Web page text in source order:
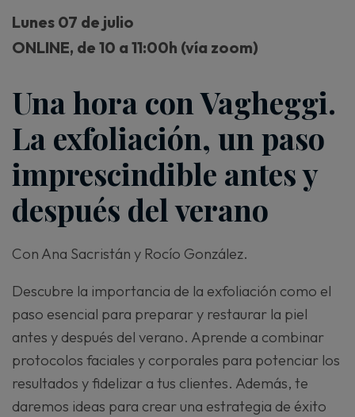
Lunes 07 de julio
ONLINE, de 10 a 11:00h (vía zoom)
Una hora con Vagheggi.
La exfoliación, un paso
imprescindible antes y
después del verano
Con Ana Sacristán y Rocío González.
Descubre la importancia de la exfoliación como el
paso esencial para preparar y restaurar la piel
antes y después del verano. Aprende a combinar
protocolos faciales y corporales para potenciar los
resultados y fidelizar a tus clientes. Además, te
daremos ideas para crear una estrategia de éxito